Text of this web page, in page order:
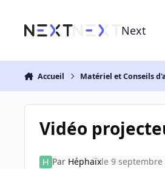
Next
Accueil Matériel et Conseils
Vidéo
Par Héphaïxle 9 septembre